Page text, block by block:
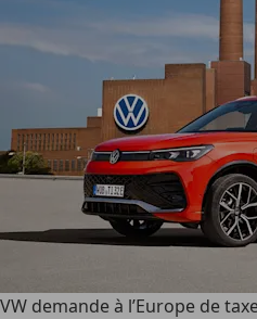
VW demande à l’Europe de